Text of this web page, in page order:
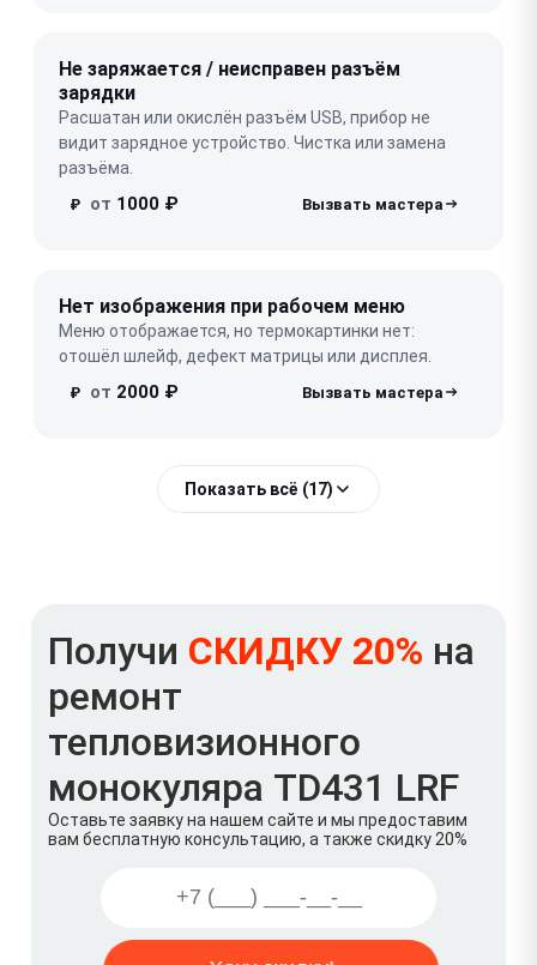
Не заряжается / неисправен разъём
зарядки
Расшатан или окислён разъём USB, прибор не
видит зарядное устройство. Чистка или замена
разъёма.
₽ от 1000 ₽
Нет изображения при рабочем меню
Меню отображается, но термокартинки нет:
отошёл шлейф, дефект матрицы или дисплея.
₽ от 2000 ₽
Показать всё (17)
Получи СКИДКУ 20% на
ремонт
тепловизионного
монокуляра TD431 LRF
Оставьте заявку на нашем сайте и мы предоставим
вам бесплатную консультацию, а также скидку 20%